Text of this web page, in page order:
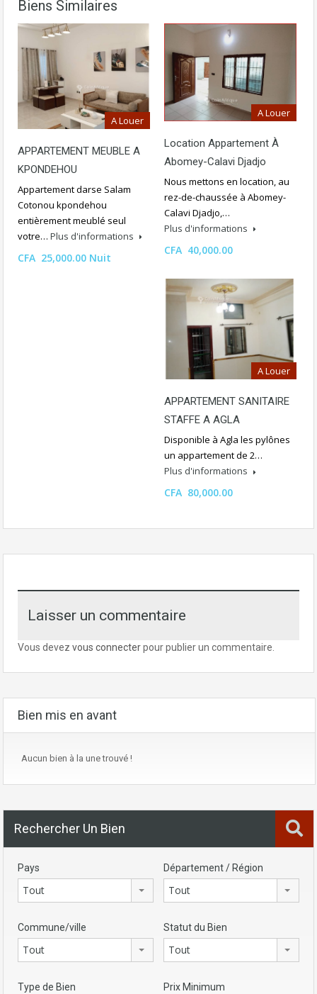
Biens Similaires
A Louer
APPARTEMENT MEUBLE A
KPONDEHOU
Appartement darse Salam
Cotonou kpondehou
entièrement meublé seul
votre… Plus d'informations
CFA 25,000.00 Nuit
A Louer
Location Appartement À
Abomey-Calavi Djadjo
Nous mettons en location, au
rez-de-chaussée à Abomey-
Calavi Djadjo,…
Plus d'informations
CFA 40,000.00
A Louer
APPARTEMENT SANITAIRE
STAFFE A AGLA
Disponible à Agla les pylônes
un appartement de 2…
Plus d'informations
CFA 80,000.00
Laisser un commentaire
Vous devez vous connecterpour publier un commentaire.
Bien mis en avant
Aucun bien à la une trouvé !
Rechercher Un Bien
Pays
Tout
Département / Région
Tout
Commune/ville
Tout
Statut du Bien
Tout
Type de Bien Prix Minimum